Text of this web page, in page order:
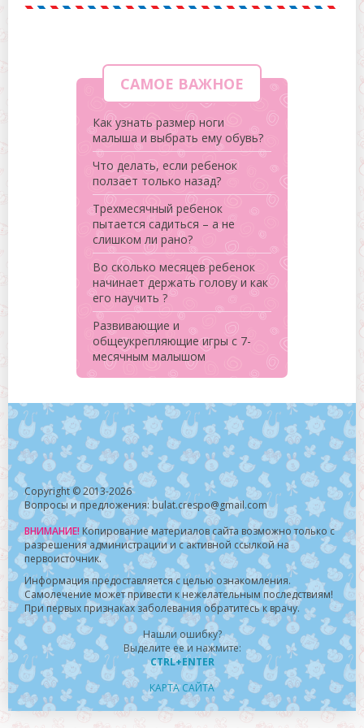
САМОЕ ВАЖНОЕ
Как узнать размер ноги
малыша и выбрать ему обувь?
Что делать, если ребенок
ползает только назад?
Трехмесячный ребенок
пытается садиться – а не
слишком ли рано?
Во сколько месяцев ребенок
начинает держать голову и как
его научить ?
Развивающие и
общеукрепляющие игры с 7-
месячным малышом
Copyright © 2013-2026
Вопросы и предложения: bulat.crespo@gmail.com
ВНИМАНИЕ! Копирование материалов сайта возможно только с
разрешения администрации и с активной ссылкой на
первоисточник.
Информация предоставляется с целью ознакомления.
Самолечение может привести к нежелательным последствиям!
При первых признаках заболевания обратитесь к врачу.
Нашли ошибку?
Выделите ее и нажмите:
CTRL+ENTER
КАРТА САЙТА